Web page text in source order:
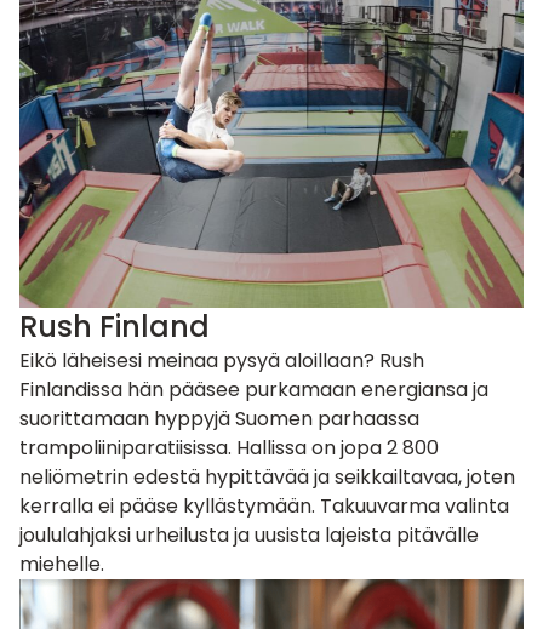
Rush Finland
Eikö läheisesi meinaa pysyä aloillaan? Rush
Finlandissa hän pääsee purkamaan energiansa ja
suorittamaan hyppyjä Suomen parhaassa
trampoliiniparatiisissa. Hallissa on jopa 2 800
neliömetrin edestä hypittävää ja seikkailtavaa, joten
kerralla ei pääse kyllästymään. Takuuvarma valinta
joululahjaksiurheilusta ja uusista lajeista pitävälle
miehelle.